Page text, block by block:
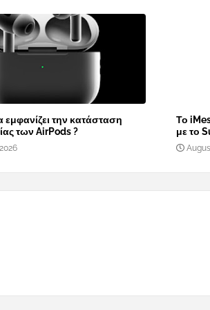
εμφανίζει την κατάσταση
των AirPods ?
Το
με το